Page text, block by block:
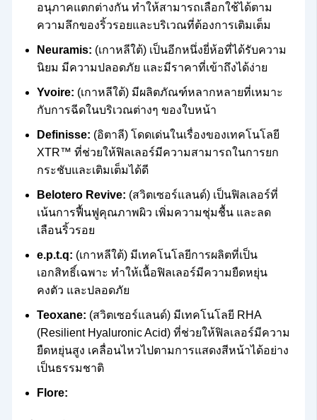
อนุภาคแตกต่างกัน ทำให้สามารถเลือกใช้ได้ตาม
ความลึกของริ้วรอยและบริเวณที่ต้องการเติมเต็ม
Neuramis: (เกาหลีใต้) เป็นอีกหนึ่งยี่ห้อที่ได้รับความ
นิยม มีความปลอดภัย และมีราคาที่เข้าถึงได้ง่าย
Yvoire: (เกาหลีใต้) มีผลิตภัณฑ์หลากหลายที่เหมาะ
กับการฉีดในบริเวณต่างๆ ของใบหน้า
Definisse: (อิตาลี) โดดเด่นในเรื่องของเทคโนโลยี
XTR™ ที่ช่วยให้ฟิลเลอร์มีความสามารถในการยก
กระชับและเติมเต็มได้ดี
Belotero Revive: (สวิตเซอร์แลนด์) เป็นฟิลเลอร์ที่
เน้นการฟื้นฟูคุณภาพผิว เพิ่มความชุ่มชื้น และลด
เลือนริ้วรอย
e.p.t.q: (เกาหลีใต้) มีเทคโนโลยีการผลิตที่เป็น
เอกสิทธิ์เฉพาะ ทำให้เนื้อฟิลเลอร์มีความยืดหยุ่น
คงตัว และปลอดภัย
Teoxane: (สวิตเซอร์แลนด์) มีเทคโนโลยี RHA
(Resilient Hyaluronic Acid) ที่ช่วยให้ฟิลเลอร์มีความ
ยืดหยุ่นสูง เคลื่อนไหวไปตามการแสดงสีหน้าได้อย่าง
เป็นธรรมชาติ
Flore: